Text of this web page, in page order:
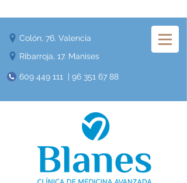
Colón, 76. Valencia
Ribarroja, 17. Manises
609 449 111 96 351 67 88